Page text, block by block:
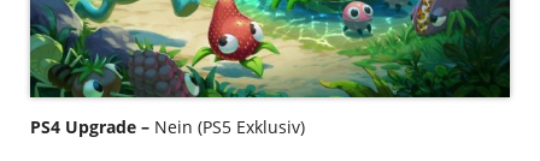
PS4 Upgrade – Nein (PS5 Exklusiv)